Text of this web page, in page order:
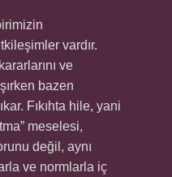
vardır.
ve
bazen
Fıkıhta hile, yani
meselesi,
değil, aynı
ve normlarla iç